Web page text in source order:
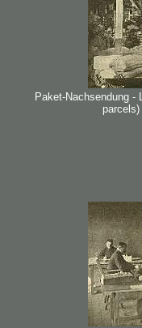
Paket-Nachsendung -